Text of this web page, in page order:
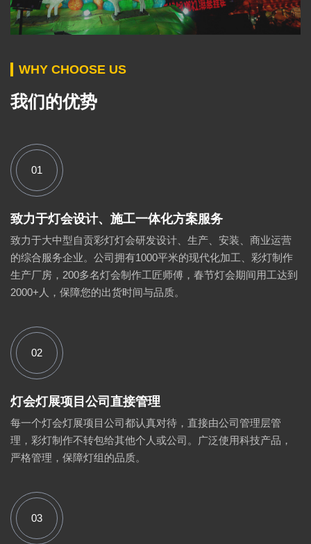
WHY CHOOSE US
我们的优势
01
致力于灯会设计、施工一体化方案服务
致力于大中型自贡彩灯灯会研发设计、生产、安装、商业运营
的综合服务企业。公司拥有1000平米的现代化加工、彩灯制作
生产厂房，200多名灯会制作工匠师傅，春节灯会期间用工达到
2000+人，保障您的出货时间与品质。
02
灯会灯展项目公司直接管理
每一个灯会灯展项目公司都认真对待，直接由公司管理层管
理，彩灯制作不转包给其他个人或公司。广泛使用科技产品，
严格管理，保障灯组的品质。
03